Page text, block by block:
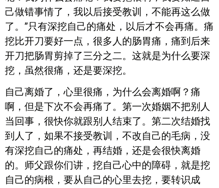
己做错事情了，我以后接受教训，不能再这么做
了。”只有深挖自己的痛处，以后才不会再痛。痛
挖比开刀要好一点，很多人的肠胃痛，痛到后来
开刀把肠胃剪掉了三分之二。这就是为什么要深
挖，虽然很痛，还是要深挖。
自己离婚了，心里很痛，为什么会离婚啊？痛
啊，但是下次不会再痛了。第一次婚姻不把别人
当回事，很快你就跟别人结束了。第二次结婚找
到人了，如果不接受教训，不改自己的毛病，没
有深挖自己的痛处，再结婚，还是会很快离婚
的。师父跟你们讲，挖自己心中的障碍，就是挖
自己的病根，要从自己的心里去挖，要转识成